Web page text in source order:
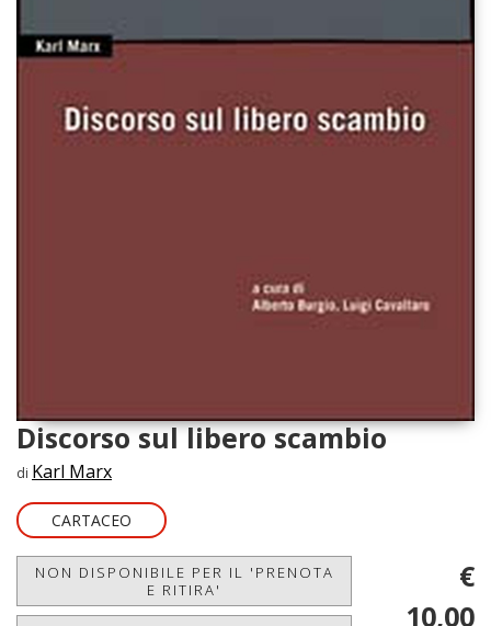
Discorso sul libero scambio
di Karl Marx
CARTACEO
NON DISPONIBILE PER IL 'PRENOTA
E RITIRA'
€
10,00